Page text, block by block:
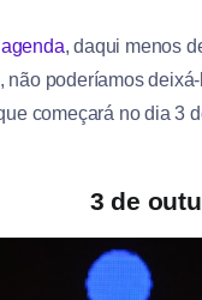
agenda, daqui menos
, não poderíamos
começará no dia 3
3 de